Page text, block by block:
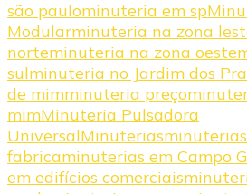
são paulominuteria em sp
Modularminuteria na zona
norteminuteria na zona oeste
sulminuteria no Jardim dos
de mimminuteria preço
mimMinuteria Pulsadora
UniversalMinuterias
fabricaminuterias em Campo
em edifícios comerciais